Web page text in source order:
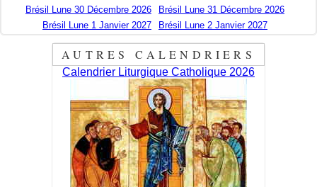
Brésil Lune 30 Décembre 2026
Brésil Lune 31 Décembre 2026
Brésil Lune 1 Janvier 2027
Brésil Lune 2 Janvier 2027
AUTRES CALENDRIERS
Calendrier Liturgique Catholique 2026